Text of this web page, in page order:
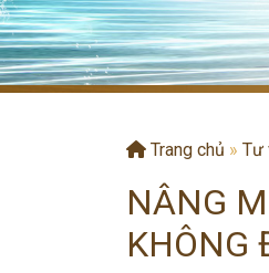
Trang chủ » Tư
NÂNG
KHÔNG